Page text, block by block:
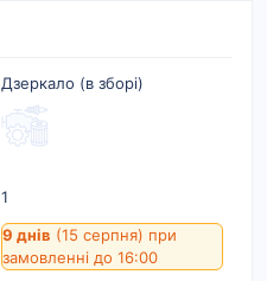
Дзеркало (в зборі)
1
9 днів (15 серпня) при
замовленні до 16:00